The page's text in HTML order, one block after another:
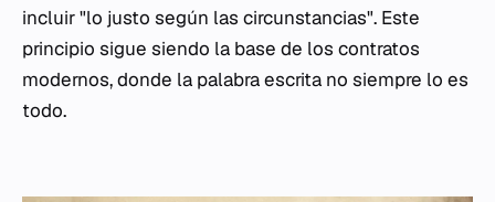
incluir "lo justo según las circunstancias". Este
principio sigue siendo la base de los contratos
modernos, donde la palabra escrita no siempre lo es
todo.